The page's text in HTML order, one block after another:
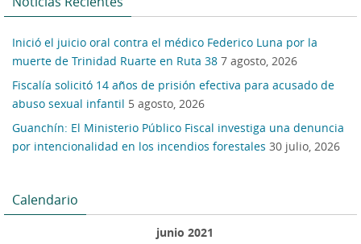
Inició el juicio oral contra el médico Federico Luna por la
muerte de Trinidad Ruarte en Ruta 38 7 agosto, 2026
Fiscalía solicitó 14 años de prisión efectiva para acusado de
abuso sexual infantil 5 agosto, 2026
Guanchín: El Ministerio Público Fiscal investiga una denuncia
por intencionalidad en los incendios forestales 30 julio, 2026
Calendario
junio 2021